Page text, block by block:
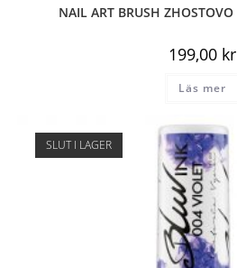
NAIL ART BRUSH
199,00 kr
Läs mer
SLUT I LAGER